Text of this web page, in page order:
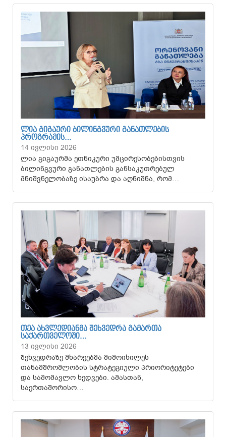
ᲚᲘᲐ ᲒᲘᲒᲐᲣᲠᲘ ᲑᲘᲚᲘᲜᲒᲕᲣᲠᲘ ᲒᲐᲜᲐᲗᲚᲔᲑᲘᲡ
ᲞᲠᲝᲒᲠᲐᲛᲘᲡ…
14 ივლისი 2026
ლია გიგაურმა ეთნიკური უმცირესობებისთვის
ბილინგვური განათლების განსაკუთრებულ
მნიშვნელობაზე ისაუბრა და აღნიშნა, რომ…
ᲗᲔᲐ ᲐᲮᲕᲚᲔᲓᲘᲐᲜᲛᲐ ᲨᲔᲮᲕᲔᲓᲠᲐ ᲒᲐᲛᲐᲠᲗᲐ
ᲡᲐᲥᲐᲠᲗᲕᲔᲚᲝᲨᲘ…
13 ივლისი 2026
შეხვედრაზე მხარეებმა მიმოიხილეს
თანამშრომლობის სტრატეგიული პრიორიტეტები
და სამომავლო ხედვები. ამასთან,
საერთაშორისო…